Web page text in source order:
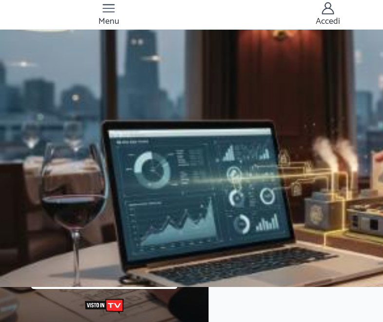
Quanto costa
installare impianti
geotermici a
Ogliastra? Prezzi e
tariffe 2026
Il costo medio per installare impianti
geotermici va da15000€ a 60000€
Vuoi sapere il prezzo preciso per installare impianti
geotermici? Ottieni preventivi gratuiti.
È completamente gratuito
Trova impiantisti
Menu Accedi